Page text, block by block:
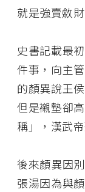
就是強賣斂財
史書記載最
件事，向主
的顏異說王
但是襯墊卻
稱」，漢武
後來顏異因
張湯因為與